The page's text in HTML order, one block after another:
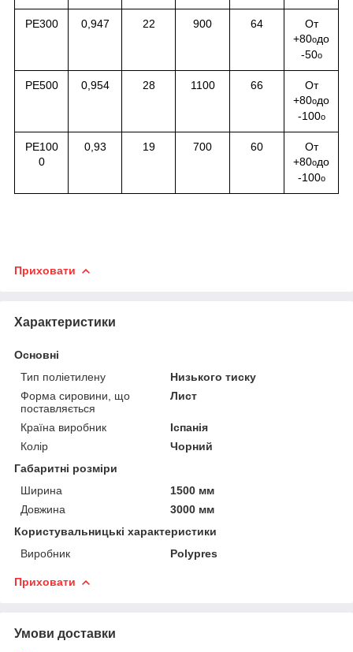
РЕ300 0,947 22 900 64
От
+80одо
-50о
РЕ500 0,954 28 1100 66
От
+80одо
-100о
РЕ100
0
0,93 19 700 60
От
+80одо
-100о
Приховати
Характеристики
Основні
Тип поліетилену
Низького тиску
Форма сировини, що
поставляється
Лист
Країна виробник
Іспанія
Колір
Чорний
Габаритні розміри
Ширина
1500 мм
Довжина
3000 мм
Користувальницькі характеристики
Виробник
Polypres
Приховати
Умови доставки